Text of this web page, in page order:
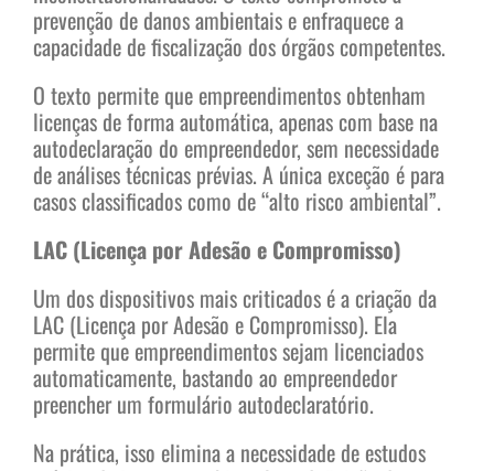
prevenção de danos ambientais e enfraquece a
capacidade de fiscalização dos órgãos competentes.
O texto permite que empreendimentos obtenham
licenças de forma automática, apenas com base na
autodeclaração do empreendedor, sem necessidade
de análises técnicas prévias. A única exceção é para
casos classificados como de “alto risco ambiental”.
LAC (Licença por Adesão e Compromisso)
Um dos dispositivos mais criticados é a criação da
LAC (Licença por Adesão e Compromisso). Ela
permite que empreendimentos sejam licenciados
automaticamente, bastando ao empreendedor
preencher um formulário autodeclaratório.
Na prática, isso elimina a necessidade de estudos